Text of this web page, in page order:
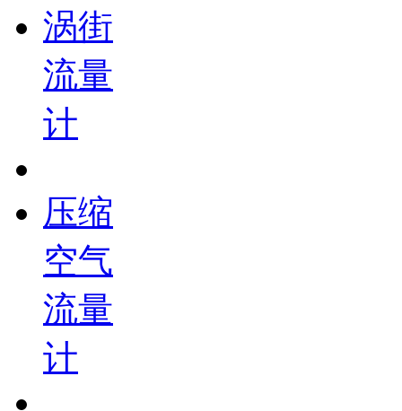
涡街
流量
计
压缩
空气
流量
计